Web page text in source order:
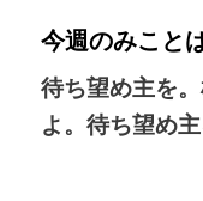
今週のみこと
待ち望め主を
よ。待ち望め主